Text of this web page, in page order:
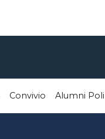
Convivio Alumni